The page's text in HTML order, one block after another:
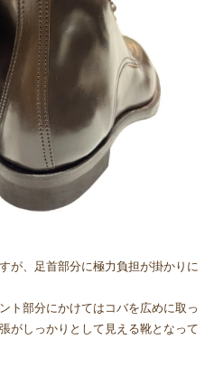
が、足首部分に極力負担が掛かりに
ト部分にかけてはコバを広めに取っ
がしっかりとして見える靴となって